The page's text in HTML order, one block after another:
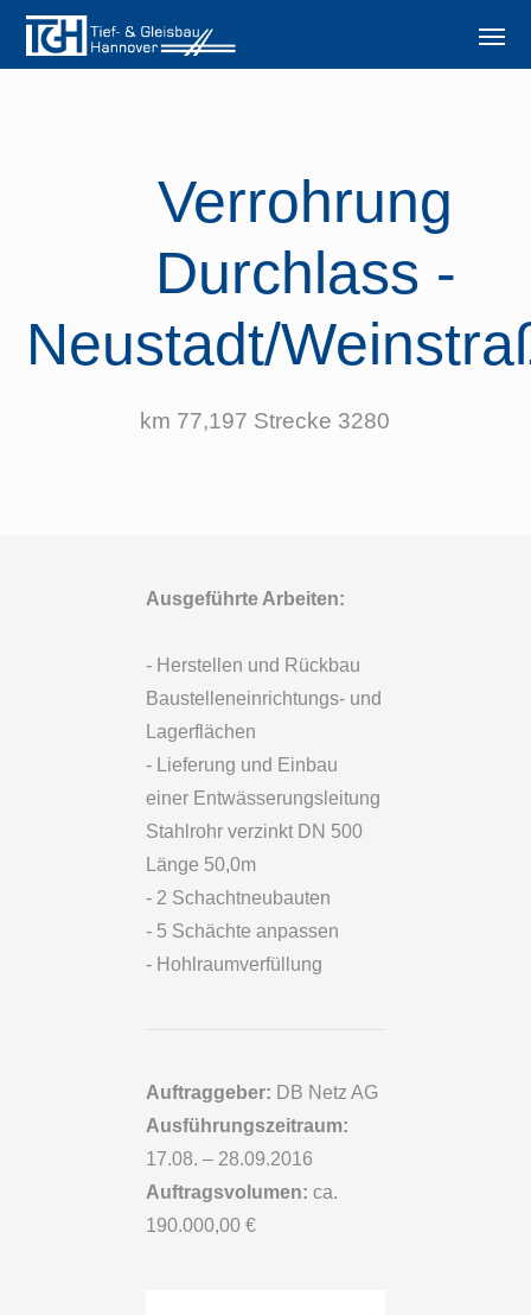
Verrohrung
Durchlass -
Neustadt/
km 77,197 Strecke 3280
Ausgeführte Arbeiten:
- Herstellen und Rückbau
Baustelleneinrichtungs- und
Lagerflächen
- Lieferung und Einbau
einer Entwässerungsleitung
Stahlrohr verzinkt DN 500
Länge 50,0m
- 2 Schachtneubauten
- 5 Schächte anpassen
- Hohlraumverfüllung
Auftraggeber: DB Netz AG
Ausführungszeitraum:
17.08. – 28.09.2016
Auftragsvolumen:ca.
190.000,00 €